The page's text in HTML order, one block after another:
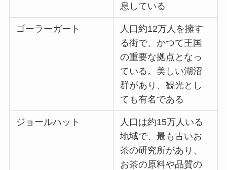
息している
ゴーラーガート
人口約12万人を擁す
る街で、かつて王国
の重要な拠点となっ
ている。美しい湖沼
群があり、観光とし
ても有名である
ジョールハット
人口は約15万人いる
地域で、最も古いお
茶の研究所があり、
お茶の原料や品質の